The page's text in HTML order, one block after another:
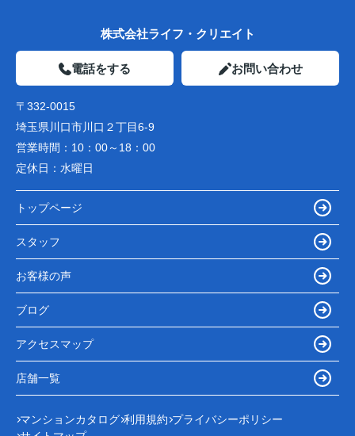
株式会社ライフ・クリエイト
電話をする お問い合わせ
〒332-0015
埼玉県川口市川口２丁目6-9
営業時間： 10：00～18：00
定休日： 水曜日
トップページ
スタッフ
お客様の声
ブログ
アクセスマップ
店舗一覧
マンションカタログ 利用規約 プライバシーポリシー